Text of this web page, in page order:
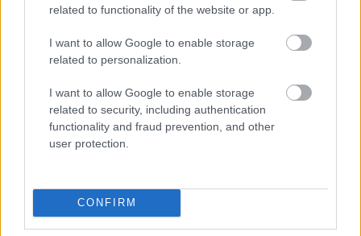
related to functionality of the website or app.
I want to allow Google to enable storage
related to personalization.
I want to allow Google to enable storage
related to security, including authentication
functionality and fraud prevention, and other
user protection.
CONFIRM
MEST LEST
Vrake
verde
disse
gå
2
for
sitt
OL-
gull –
disse
3 Disse
går
Norge
4 Feiret
OL-
e hans
bekre